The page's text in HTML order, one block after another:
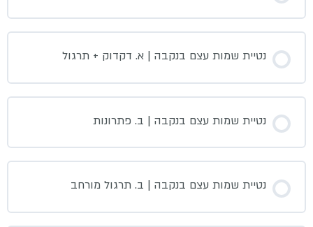
נטיית שמות עצם בנקבה | א. דקדוק + תרגול
נטיית שמות עצם בנקבה | ב. פתרונות
נטיית שמות עצם בנקבה | ב. תרגול מורחב